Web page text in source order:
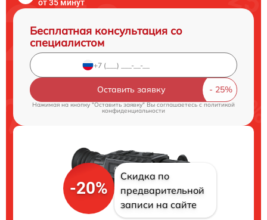
от 35 минут
Бесплатная консультация со
специалистом
Оставить заявку
Нажимая на кнопку "Оставить заявку" Вы соглашаетесь c политикой
конфиденциальности
-20%
Скидка по
предварительной
записи на сайте